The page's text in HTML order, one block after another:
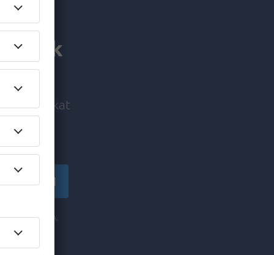
ajánlatokat
fel
az eSky.pl S.A.